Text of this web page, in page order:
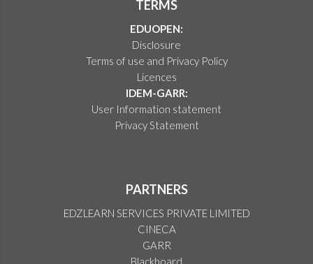
TERMS
EDUOPEN:
Disclosure
Terms of use and Privacy Policy
Licences
IDEM-GARR:
User Information statement
Privacy Statement
PARTNERS
EDZLEARN SERVICES PRIVATE LIMITED
CINECA
GARR
Blackboard